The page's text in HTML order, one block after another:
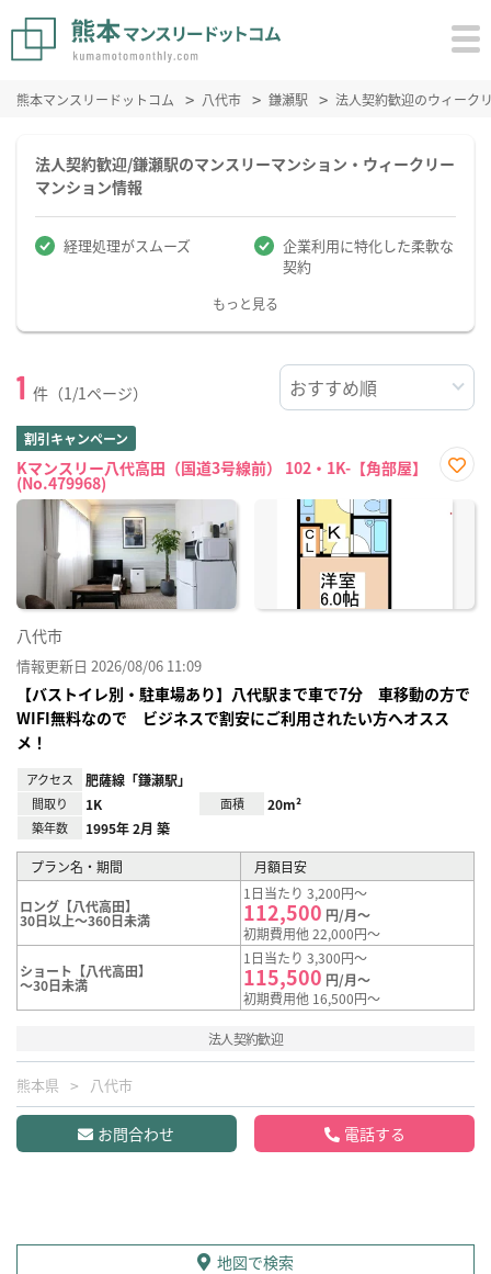
熊本マンスリードットコム 八代市 鎌瀬駅 法人契約歓迎のウィーク
法人契約歓迎/鎌瀬駅のマンスリーマンション・ウィークリー
マンション情報
経理処理がスムーズ
企業利用に特化した柔軟な
契約
もっと見る
1 件（1/1ページ）
割引キャンペーン
Kマンスリー八代高田（国道3号線前） 102・1K-【角部屋】
(No.479968)
に入
り登
八代市
情報更新日 2026/08/06 11:09
【バストイレ別・駐車場あり】八代駅まで車で7分 車移動の方で
WIFI無料なので ビジネスで割安にご利用されたい方へオスス
メ！
アクセス 肥薩線「鎌瀬駅」
間取り 1K 面積 20m²
築年数 1995年 2月 築
プラン名・期間 月額目安
ロング【八代高田】
30日以上～360日未満
1日当たり 3,200円～
112,500 円/月～
初期費用他 22,000円～
ショート【八代高田】
～30日未満
1日当たり 3,300円～
115,500 円/月～
初期費用他 16,500円～
法人契約歓迎
熊本県 八代市
お問合わせ 電話する
地図で検索